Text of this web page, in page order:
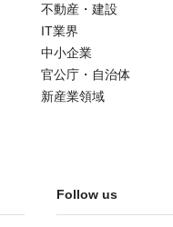
不動産・建設
IT業界
中小企業
官公庁・自治体
新産業領域
Follow us